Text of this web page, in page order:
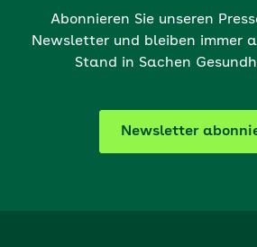
Abonnieren Sie unseren
Newsletter und bleiben immer
Stand in Sachen
Newsletter